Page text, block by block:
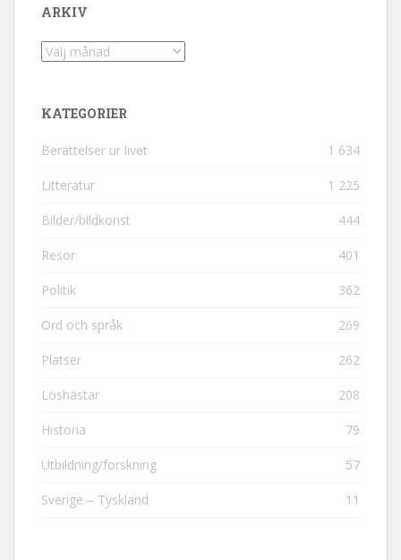
ARKIV
Arkiv
KATEGORIER
Berättelser ur livet 1 634
Litteratur 1 225
Bilder/bildkonst 444
Resor 401
Politik 362
Ord och språk 269
Platser 262
Löshästar 208
Historia 79
Utbildning/forskning 57
Sverige – Tyskland 11